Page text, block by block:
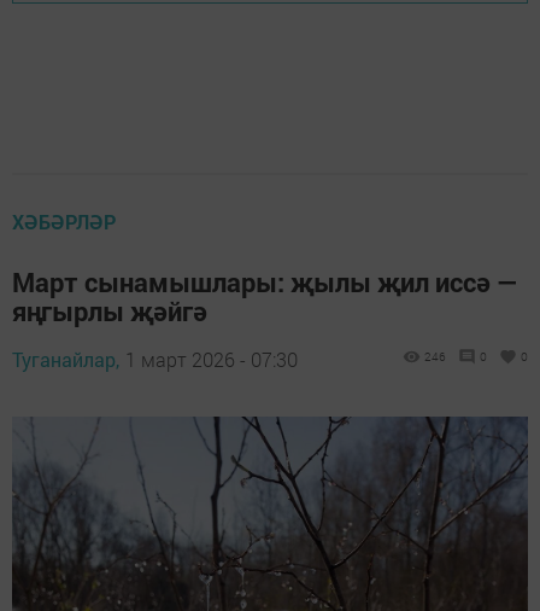
ХӘБӘРЛӘР
Март сынамышлары: җылы җил иссә —
яңгырлы җәйгә
Туганайлар, 1 март 2026 - 07:30 246 0 0